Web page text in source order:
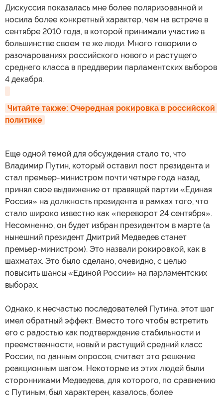
Дискуссия показалась мне более поляризованной и
носила более конкретный характер, чем на встрече в
сентябре 2010 года, в которой принимали участие в
большинстве своем те же люди. Много говорили о
разочарованиях российского нового и растущего
среднего класса в преддверии парламентских выборов
4 декабря.
Читайте также: Очередная рокировка в российской
политике
Еще одной темой для обсуждения стало то, что
Владимир Путин, который оставил пост президента и
стал премьер-министром почти четыре года назад,
принял свое выдвижение от правящей партии «Единая
Россия» на должность президента в рамках того, что
стало широко известно как «переворот 24 сентября».
Несомненно, он будет избран президентом в марте (а
нынешний президент Дмитрий Медведев станет
премьер-министром). Это назвали рокировкой, как в
шахматах. Это было сделано, очевидно, с целью
повысить шансы «Единой России» на парламентских
выборах.
Однако, к несчастью последователей Путина, этот шаг
имел обратный эффект. Вместо того чтобы встретить
его с радостью как подтверждение стабильности и
преемственности, новый и растущий средний класс
России, по данным опросов, считает это решение
реакционным шагом. Некоторые из этих людей были
сторонниками Медведева, для которого, по сравнению
с Путиным, был характерен, казалось, более